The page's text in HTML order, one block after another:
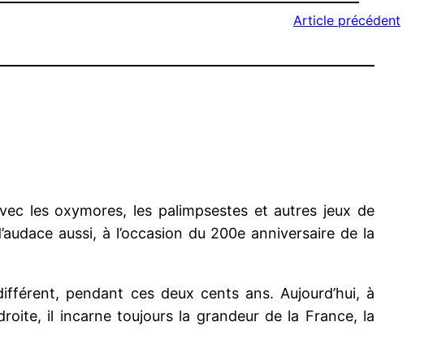
Article précédent
les oxymores, les palimpsestes et autres jeux de
aussi, à l’occasion du 200e anniversaire de la
pendant ces deux cents ans. Aujourd’hui, à
il incarne toujours la grandeur de la France, la